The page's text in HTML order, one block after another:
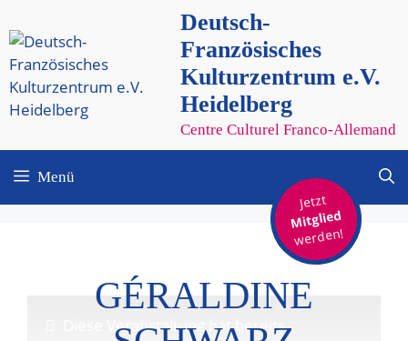
Inhalt
springen
Deutsch-
Französisches
Kulturzentrum e.V.
Heidelberg
Centre Culturel Franco-Allemand
Jetzt
Mitglied
werden!
Menü
Diese Veranstaltung hat bereits
GÉRALDINE